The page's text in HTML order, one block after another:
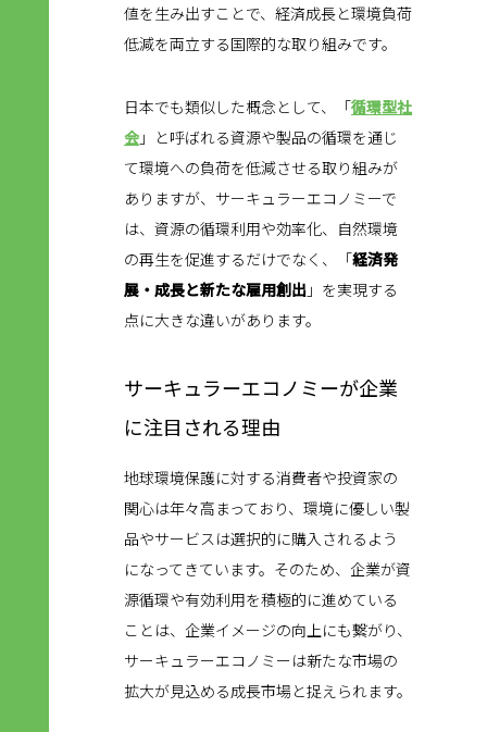
値を生み出すことで、経済成長と環境負荷
低減を両立する国際的な取り組みです。
日本でも類似した概念として、「循環型社
会」と呼ばれる資源や製品の循環を通じ
て環境への負荷を低減させる取り組みが
ありますが、サーキュラーエコノミーで
は、資源の循環利用や効率化、自然環境
の再生を促進するだけでなく、「経済発
展・成長と新たな雇用創出 」を実現する
点に大きな違いがあります。
サーキュラーエコノミーが企業
に注目される理由
地球環境保護に対する消費者や投資家の
関心は年々高まっており、環境に優しい製
品やサービスは選択的に購入されるよう
になってきています。そのため、企業が資
源循環や有効利用を積極的に進めている
ことは、企業イメージの向上にも繋がり、
サーキュラーエコノミーは新たな市場の
拡大が見込める成長市場と捉えられます。